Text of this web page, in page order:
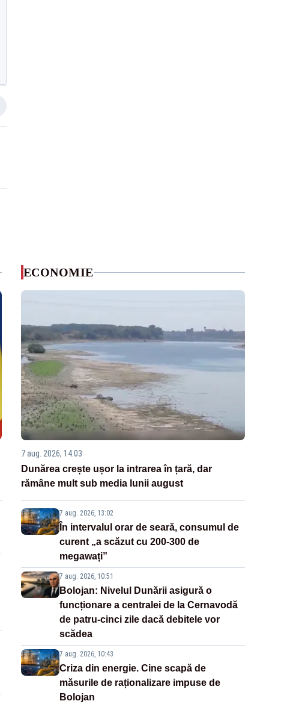
ECONOMIE
7 aug. 2026, 14:03
Dunărea crește ușor la intrarea în țară, dar
rămâne mult sub media lunii august
7 aug. 2026, 13:02
În intervalul orar de seară, consumul de
curent „a scăzut cu 200-300 de
megawați”
7 aug. 2026, 10:51
Bolojan: Nivelul Dunării asigură o
funcționare a centralei de la Cernavodă
de patru-cinci zile dacă debitele vor
scădea
7 aug. 2026, 10:43
Criza din energie. Cine scapă de
măsurile de raționalizare impuse de
Bolojan